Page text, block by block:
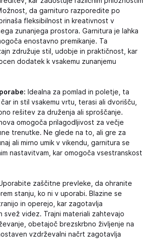
da garnituro razporedite po
fleksibilnost in kreativnost v
zunanjega prostora. Garnitura je lahka
enostavno premikanje. Ta
združuje stil, udobje in praktičnost, kar
dodatek k vsakemu zunanjemu
Idealna za pomlad in poletje, ta
in stil vsakemu vrtu, terasi ali dvorišču,
rešitev za druženja ali sproščanje.
omogoča prilagodljivost za večje
trenutke. Ne glede na to, ali gre za
ali mirno umik v vikendu, garnitura se
nastavitvam, kar omogoča vsestranskost
zaščitne prevleke, da ohranite
stanju, ko ni v uporabi. Blazine se
in operejo, kar zagotavlja
svež videz. Trajni materiali zahtevajo
obetajoč brezskrbno življenje na
vzdrževalni načrt zagotavlja